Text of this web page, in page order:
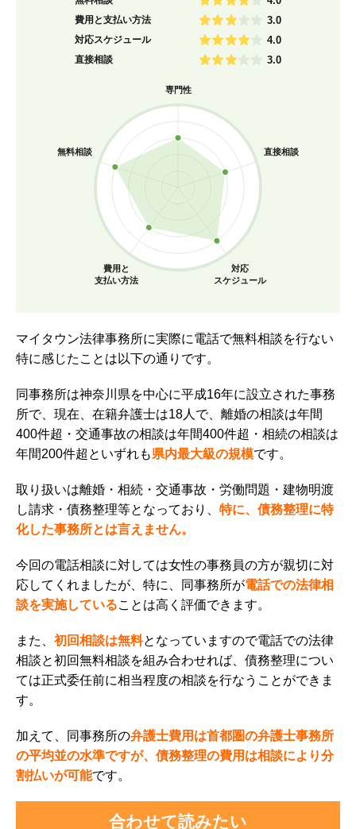
費用と支払い方法 3.0
対応スケジュール 4.0
直接相談 3.0
専門性
直接相談
対応
スケジュール
費用と
支払い方法
無料相談
マイタウン法律事務所に実際に電話で無料相談を行ない
特に感じたことは以下の通りです。
同事務所は神奈川県を中心に平成16年に設立された事務
所で、現在、在籍弁護士は18人で、離婚の相談は年間
400件超・交通事故の相談は年間400件超・相続の相談は
年間200件超といずれも県内最大級の規模です。
取り扱いは離婚・相続・交通事故・労働問題・建物明渡
し請求・債務整理等となっており、 特に、債務整理に特
化した事務所とは言えません。
今回の電話相談に対しては女性の事務員の方が親切に対
応してくれましたが、特に、同事務所が電話での法律相
談を実施していることは高く評価できます。
また、 初回相談は無料となっていますので電話での法律
相談と初回無料相談を組み合わせれば、債務整理につい
ては正式委任前に相当程度の相談を行なうことができま
す。
加えて、同事務所の弁護士費用は首都圏の弁護士事務所
の平均並の水準ですが、債務整理の費用は相談により分
割払いが可能です。
合わせて読みたい